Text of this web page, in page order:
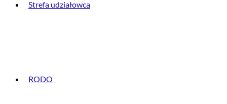
Strefa udziałowca
RODO